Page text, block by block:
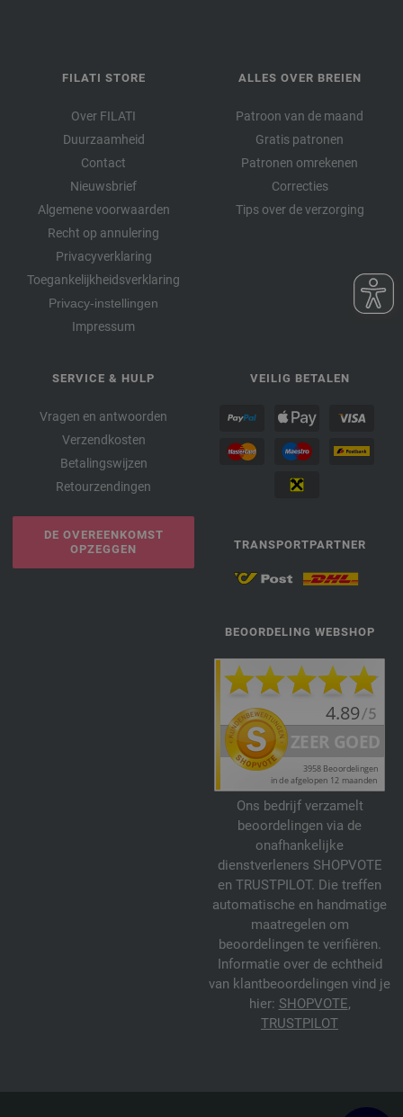
FILATI STORE
Over FILATI
Duurzaamheid
Contact
Nieuwsbrief
Algemene voorwaarden
Recht op annulering
Privacyverklaring
Toegankelijkheidsverklaring
Privacy-instellingen
Impressum
ALLES OVER BREIEN
Patroon van de maand
Gratis patronen
Patronen omrekenen
Correcties
Tips over de verzorging
SERVICE & HULP
Vragen en antwoorden
Verzendkosten
Betalingswijzen
Retourzendingen
DE OVEREENKOMST
OPZEGGEN
VEILIG BETALEN
TRANSPORTPARTNER
BEOORDELING WEBSHOP
Ons bedrijf verzamelt
beoordelingen via de
onafhankelijke
dienstverleners SHOPVOTE
en TRUSTPILOT. Die treffen
automatische en handmatige
maatregelen om
beoordelingen te verifiëren.
Informatie over de echtheid
van klantbeoordelingen vind je
hier: SHOPVOTE,
TRUSTPILOT